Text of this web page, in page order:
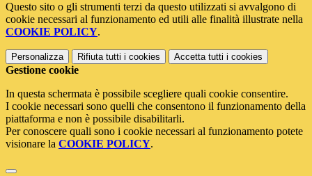
Questo sito o gli strumenti terzi da questo utilizzati si avvalgono di
cookie necessari al funzionamento ed utili alle finalità illustrate nella
COOKIE POLICY.
Personalizza Rifiuta tutti i cookies Accetta tutti i cookies
Gestione cookie
In questa schermata è possibile scegliere quali cookie consentire.
I cookie necessari sono quelli che consentono il funzionamento della
piattaforma e non è possibile disabilitarli.
Per conoscere quali sono i cookie necessari al funzionamento potete
visionare la COOKIE POLICY.